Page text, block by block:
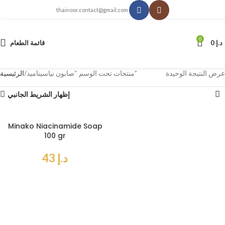
thainoor.contact@gmail.com
قائمة الطعام 0 د.إ
الرئيسية منتجات تحت الوسم “صابون نياسيناميد” عرض النتيجة الوحيدة
إظهار الشريط الجانبي
Minako Niacinamide Soap
100 gr
د.إ